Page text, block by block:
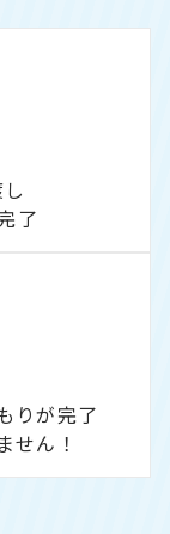
了
りが完了
せん！